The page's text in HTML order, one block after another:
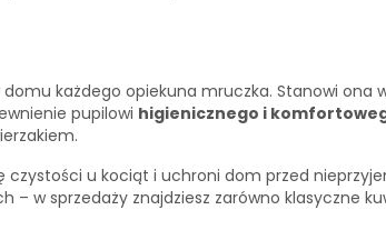
każdego opiekuna mruczka. Stanowi ona
pupilowi higienicznego i
czystości u kociąt i uchroni dom przed
– w sprzedaży znajdziesz zarówno klasyczne